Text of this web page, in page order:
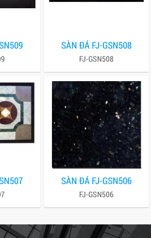
SÀN ĐÁ FJ-GSN508
FJ-GSN508
SÀN ĐÁ FJ-GSN506
FJ-GSN506